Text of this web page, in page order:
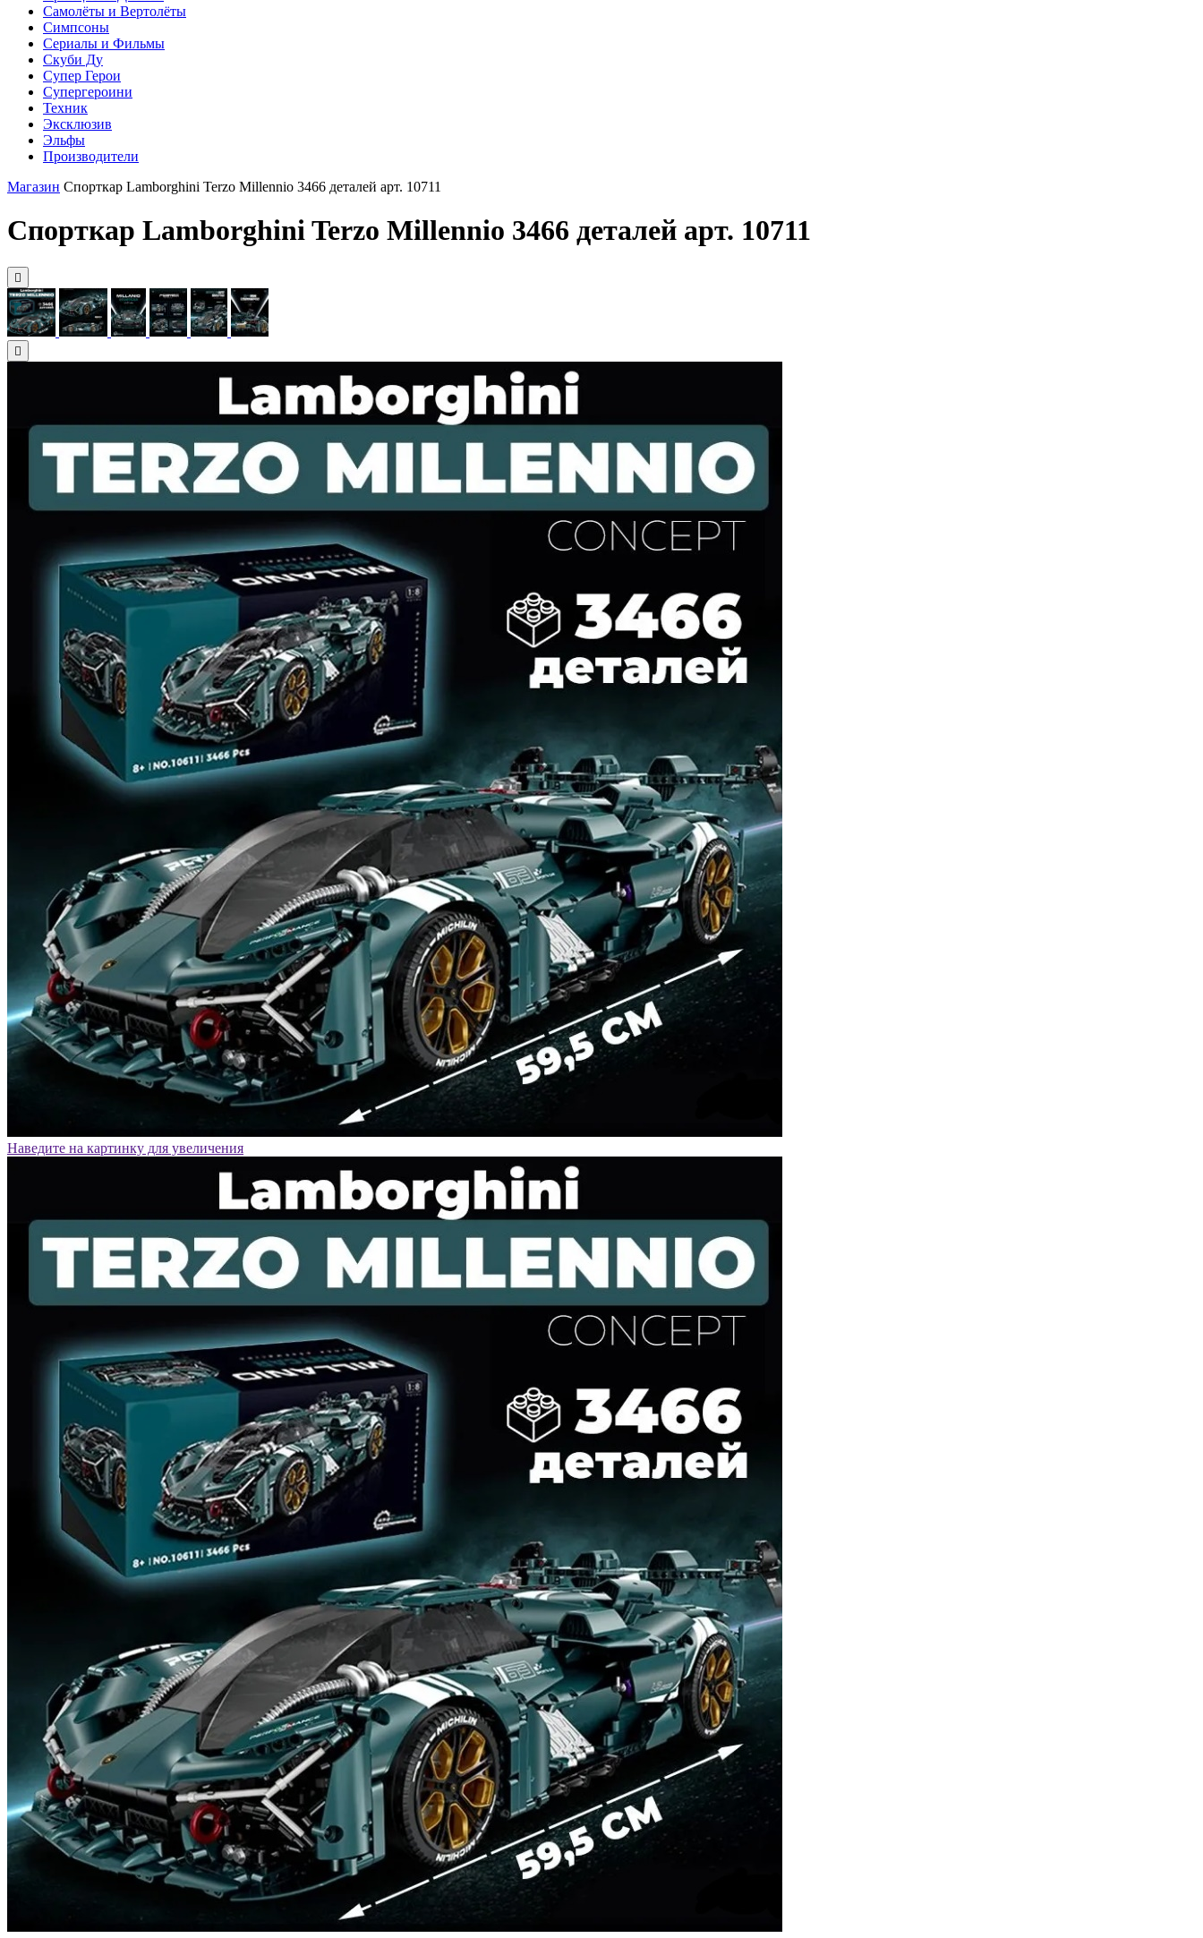
Самолёты и Вертолёты
Симпсоны
Сериалы и Фильмы
Скуби Ду
Супер Герои
Супергероини
Техник
Эксклюзив
Эльфы
Производители
Магазин Спорткар Lamborghini Terzo Millennio 3466 деталей арт. 10711
Спорткар Lamborghini Terzo Millennio 3466 деталей арт. 10711
Наведите на картинку для увеличения